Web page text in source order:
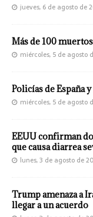
jueves, 6 de agosto de
Más de 100
miércoles, 5 de agosto
Policías de España
miércoles, 5 de agosto
EEUU confirman
que causa diarrea
lunes, 3 de agosto de
Trump amenaza a
llegar a un acuerdo